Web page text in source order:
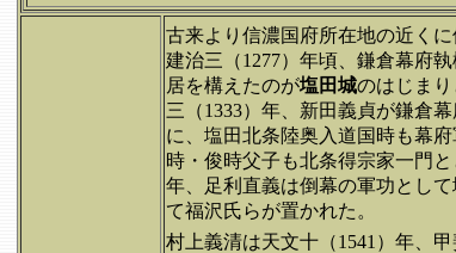
古来より信濃国府所在地の近く
建治三（1277）年頃、鎌倉幕府
居を構えたのが塩田城のはじま
三（1333）年、新田義貞が鎌倉
に、塩田北条陸奥入道国時も幕
時・俊時父子も北条得宗家一門
年、足利直義は倒幕の軍功とし
て福沢氏らが置かれた。
村上義清は天文十（1541）年、